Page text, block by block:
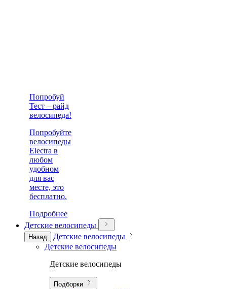
Попробуй
Тест – райд
велосипеда!
Попробуйте
велосипеды
Electra в
любом
удобном
для вас
месте, это
бесплатно.
Подробнее
Детские велосипеды
Назад
Детские велосипеды
Детские велосипеды
Детские велосипеды
Подборки